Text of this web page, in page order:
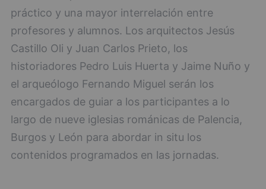
práctico y una mayor interrelación entre
profesores y alumnos. Los arquitectos Jesús
Castillo Oli y Juan Carlos Prieto, los
historiadores Pedro Luis Huerta y Jaime Nuño y
el arqueólogo Fernando Miguel serán los
encargados de guiar a los participantes a lo
largo de nueve iglesias románicas de Palencia,
Burgos y León para abordar in situ los
contenidos programados en las jornadas.